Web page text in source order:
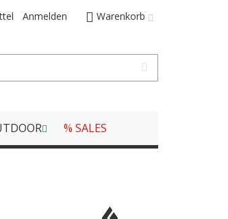
Warenkorb
Anmelden
% SALES